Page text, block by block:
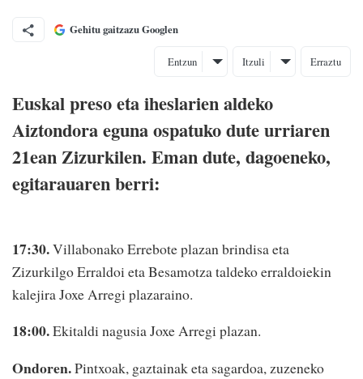
Gehitu gaitzazu Googlen
Entzun Itzuli Erraztu
Euskal preso eta iheslarien aldeko
Aiztondora eguna ospatuko dute urriaren
21ean Zizurkilen. Eman dute, dagoeneko,
egitarauaren berri:
17:30.Villabonako Errebote plazan brindisa eta
Zizurkilgo Erraldoi eta Besamotza taldeko erraldoiekin
kalejira Joxe Arregi plazaraino.
18:00.Ekitaldi nagusia Joxe Arregi plazan.
Ondoren.Pintxoak, gaztainak eta sagardoa, zuzeneko